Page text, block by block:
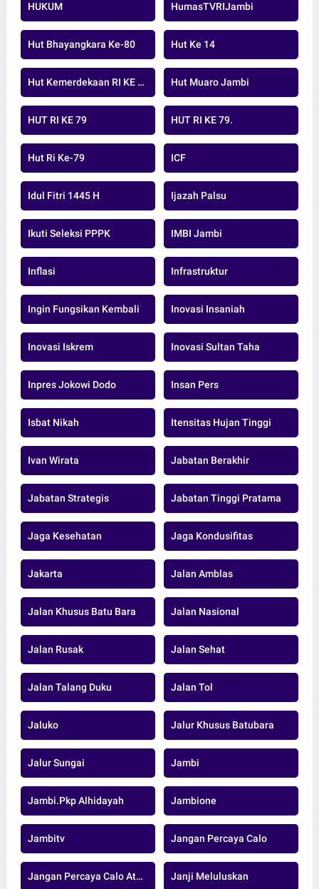
HUKUM HumasTVRIJambi
Hut Bhayangkara Ke-80 Hut Ke 14
Hut Kemerdekaan RI KE 79 TAHUN 20224 Hut Muaro Jambi
HUT RI KE 79 HUT RI KE 79.
Hut Ri Ke-79 ICF
Idul Fitri 1445 H Ijazah Palsu
Ikuti Seleksi PPPK IMBI Jambi
Inflasi Infrastruktur
Ingin Fungsikan Kembali Inovasi Insaniah
Inovasi Iskrem Inovasi Sultan Taha
Inpres Jokowi Dodo Insan Pers
Isbat Nikah Itensitas Hujan Tinggi
Ivan Wirata Jabatan Berakhir
Jabatan Strategis Jabatan Tinggi Pratama
Jaga Kesehatan Jaga Kondusifitas
Jakarta Jalan Amblas
Jalan Khusus Batu Bara Jalan Nasional
Jalan Rusak Jalan Sehat
Jalan Talang Duku Jalan Tol
Jaluko Jalur Khusus Batubara
Jalur Sungai Jambi
Jambi.pkp Alhidayah Jambione
Jambitv Jangan Percaya Calo
Jangan Percaya Calo Atau Oknum Janji Meluluskan